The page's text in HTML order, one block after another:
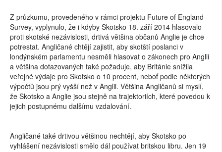
Z průzkumu, provedeného v rámci projektu Future of England
Survey, vyplynulo, že i kdyby Skotsko 18. září 2014 hlasovalo
proti skotské nezávislosti, drtivá většina občanů Anglie je chce
potrestat. Angličané chtějí zajistit, aby skotští poslanci v
londýnském parlamentu nesměli hlasovat o zákonech pro Anglii
a většina dotazovaných také požaduje, aby Británie snížila
veřejné výdaje pro Skotsko o 10 procent, neboť podle některých
výpočtů jsou prý vyšší než v Anglii. Většina Angličanů si myslí,
že Skotsko a Anglie jsou stejně na trajektoriích, které povedou k
jejich postupnému dalšímu vzdalování.
Angličané také drtivou většinou nechtějí, aby Skotsko po
vyhlášení nezávislosti smělo dál používat britskou libru. Jen 19